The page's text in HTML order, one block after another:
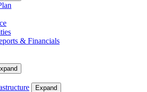
& Financials
Expand